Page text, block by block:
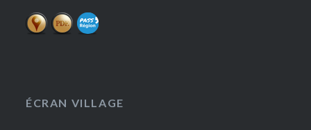
ÉCRAN VILLAGE